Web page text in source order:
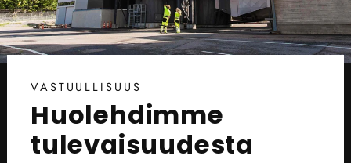
VASTUULLISUUS
Huolehdimme
tulevaisuudesta